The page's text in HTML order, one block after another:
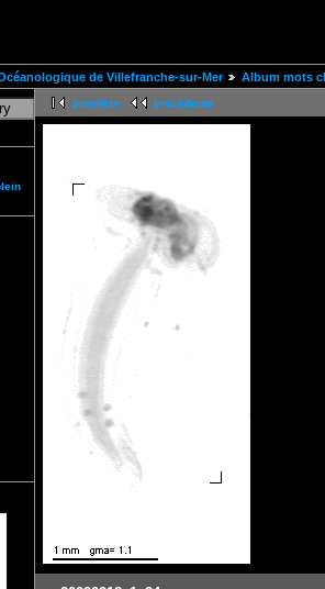
de Villefranche-sur-Mer Album mots
première précédente